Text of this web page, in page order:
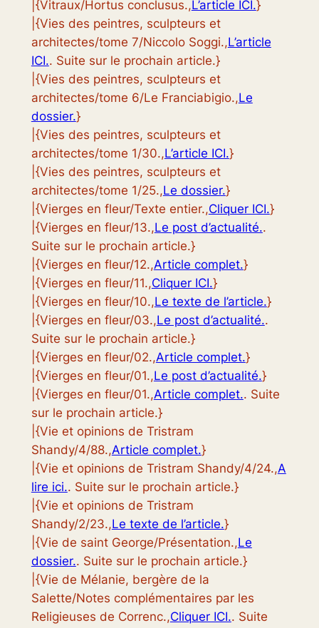
|{Vitraux/Hortus conclusus.,L’article ICI.}
|{Vies des peintres, sculpteurs et
architectes/tome 7/Niccolo Soggi.,L’article
ICI.. Suite sur le prochain article.}
|{Vies des peintres, sculpteurs et
architectes/tome 6/Le Franciabigio.,Le
dossier.}
|{Vies des peintres, sculpteurs et
architectes/tome 1/30.,L’article ICI.}
|{Vies des peintres, sculpteurs et
architectes/tome 1/25.,Le dossier.}
|{Vierges en fleur/Texte entier.,Cliquer ICI.}
|{Vierges en fleur/13.,Le post d’actualité..
Suite sur le prochain article.}
|{Vierges en fleur/12.,Article complet.}
|{Vierges en fleur/11.,Cliquer ICI.}
|{Vierges en fleur/10.,Le texte de l’article.}
|{Vierges en fleur/03.,Le post d’actualité..
Suite sur le prochain article.}
|{Vierges en fleur/02.,Article complet.}
|{Vierges en fleur/01.,Le post d’actualité.}
|{Vierges en fleur/01.,Article complet.. Suite
sur le prochain article.}
|{Vie et opinions de Tristram
Shandy/4/88.,Article complet.}
|{Vie et opinions de Tristram Shandy/4/24.,A
lire ici.. Suite sur le prochain article.}
|{Vie et opinions de Tristram
Shandy/2/23.,Le texte de l’article.}
|{Vie de saint George/Présentation.,Le
dossier.. Suite sur le prochain article.}
|{Vie de Mélanie, bergère de la
Salette/Notes complémentaires par les
Religieuses de Correnc.,Cliquer ICI.. Suite